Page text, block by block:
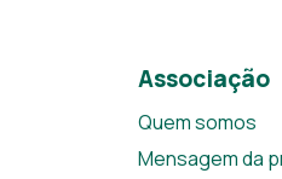
Associação
Quem somos
Mensagem da